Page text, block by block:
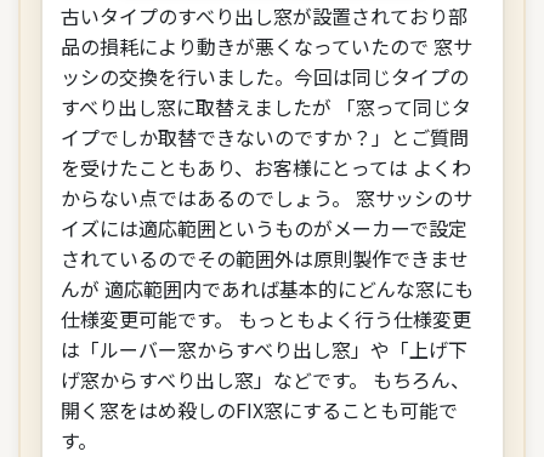
古いタイプのすべり出し窓が設置されており部
品の損耗により動きが悪くなっていたので 窓サ
ッシの交換を行いました。今回は同じタイプの
すべり出し窓に取替えましたが 「窓って同じタ
イプでしか取替できないのですか？」とご質問
を受けたこともあり、お客様にとっては よくわ
からない点ではあるのでしょう。 窓サッシのサ
イズには適応範囲というものがメーカーで設定
されているのでその範囲外は原則製作できませ
んが 適応範囲内であれば基本的にどんな窓にも
仕様変更可能です。 もっともよく行う仕様変更
は「ルーバー窓からすべり出し窓」や「上げ下
げ窓からすべり出し窓」などです。 もちろん、
開く窓をはめ殺しのFIX窓にすることも可能で
す。